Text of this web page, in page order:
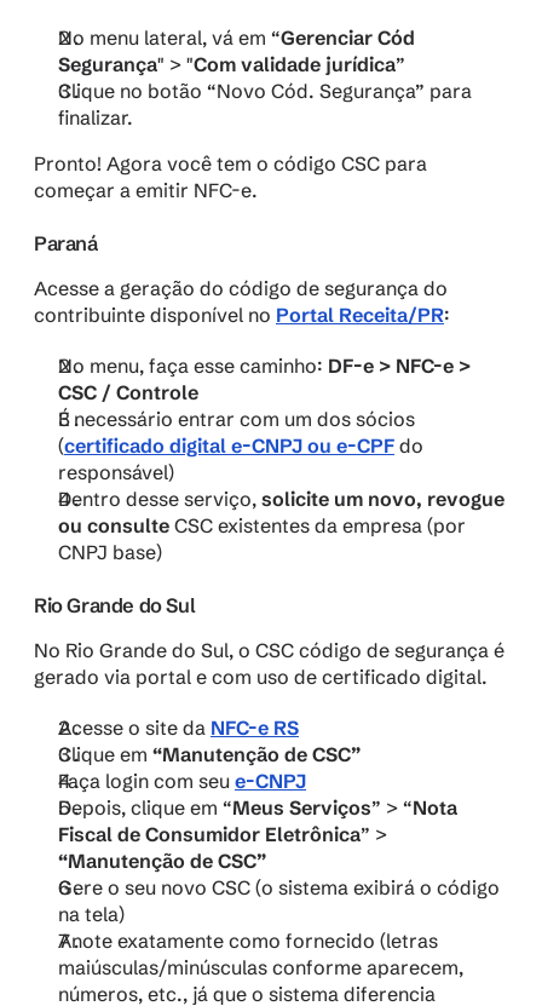
No menu lateral, vá em “Gerenciar Cód
Segurança" > "Com validade jurídica”
Clique no botão “Novo Cód. Segurança” para
finalizar.
Pronto! Agora você tem o código CSC para
começar a emitir NFC-e.
Paraná
Acesse a geração do código de segurança do
contribuinte disponível no Portal Receita/PR:
No menu, faça esse caminho: DF-e > NFC-e >
CSC / Controle
É necessário entrar com um dos sócios
(certificado digital e-CNPJ ou e-CPF do
responsável)
Dentro desse serviço, solicite um novo, revogue
ou consulte CSC existentes da empresa (por
CNPJ base)
Rio Grande do Sul
No Rio Grande do Sul, o CSC código de segurança é
gerado via portal e com uso de certificado digital.
Acesse o site da NFC-e RS
Clique em “Manutenção de CSC”
Faça login com seu e-CNPJ
Depois, clique em “Meus Serviços” > “Nota
Fiscal de Consumidor Eletrônica
“Manutenção de CSC”
Gere o seu novo CSC (o sistema exibirá o código
na tela)
Anote exatamente como fornecido (letras
maiúsculas/minúsculas conforme aparecem,
números, etc., já que o sistema diferencia